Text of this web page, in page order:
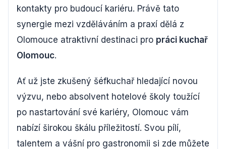
kontakty pro budoucí kariéru. Právě tato
synergie mezi vzděláváním a praxí dělá z
Olomouce atraktivní destinaci pro práci kuchař
Olomouc.
Ať už jste zkušený šéfkuchař hledající novou
výzvu, nebo absolvent hotelové školy toužící
po nastartování své kariéry, Olomouc vám
nabízí širokou škálu příležitostí. Svou pílí,
talentem a vášní pro gastronomii si zde můžete